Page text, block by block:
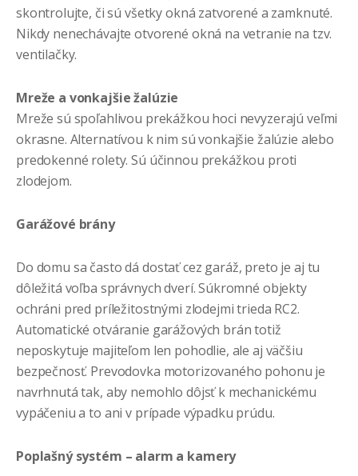
skontrolujte, či sú všetky okná zatvorené a zamknuté.
Nikdy nenechávajte otvorené okná na vetranie na tzv.
ventilačky.
Mreže a vonkajšie žalúzie
Mreže sú spoľahlivou prekážkou hoci nevyzerajú veľmi
okrasne. Alternatívou k nim sú vonkajšie žalúzie alebo
predokenné rolety. Sú účinnou prekážkou proti
zlodejom.
Garážové brány
Do domu sa často dá dostať cez garáž, preto je aj tu
dôležitá voľba správnych dverí. Súkromné objekty
ochráni pred príležitostnými zlodejmi trieda RC2.
Automatické otváranie garážových brán totiž
neposkytuje majiteľom len pohodlie, ale aj väčšiu
bezpečnosť. Prevodovka motorizovaného pohonu je
navrhnutá tak, aby nemohlo dôjsť k mechanickému
vypáčeniu a to ani v prípade výpadku prúdu.
Poplašný systém – alarm a kamery